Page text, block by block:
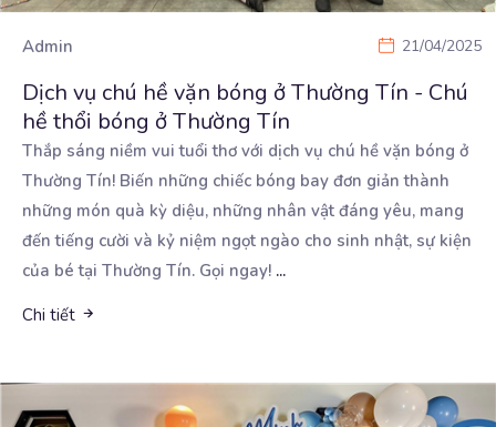
Admin 21/04/2025
Dịch vụ chú hề vặn bóng ở Thường Tín - Chú
hề thổi bóng ở Thường Tín
Thắp sáng niềm vui tuổi thơ với dịch vụ chú hề vặn bóng ở
Thường Tín! Biến những chiếc bóng bay đơn giản thành
những món quà kỳ diệu, những nhân vật đáng yêu, mang
đến tiếng cười và kỷ niệm ngọt ngào cho sinh nhật, sự kiện
của bé tại Thường Tín. Gọi ngay! ...
Chi tiết